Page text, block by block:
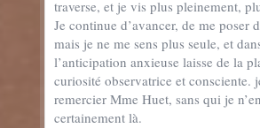
traverse, et je vis plus pleinement,
Je continue d’avancer, de me poser
mais je ne me sens plus seule, et
l’anticipation anxieuse laisse de la
curiosité observatrice et consciente.
remercier Mme Huet, sans qui je
certainement là.